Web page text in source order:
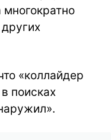
многократно
«коллайдер
поисках